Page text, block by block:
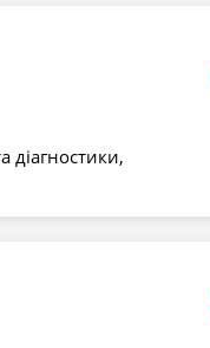
діагностики,